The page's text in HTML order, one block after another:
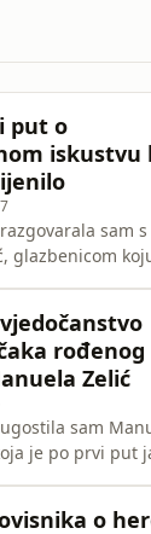
put o
iskustvu
sam s
glazbenicom
sve više kroz
vjere i
je po prvi put
putu
osjećaju
velikog
je počela tražiti
smo
rođenog
Zelić
sam
je po prvi put
rođenju svog
o